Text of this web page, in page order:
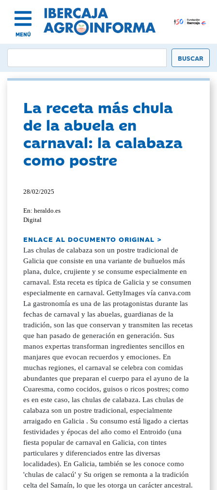
MENÚ
La receta más chula
de la abuela en
carnaval: la calabaza
como postre
28/02/2025
En: heraldo.es
Digital
ENLACE AL DOCUMENTO ORIGINAL >
Las chulas de calabaza son un postre tradicional de
Galicia que consiste en una variante de buñuelos más
plana, dulce, crujiente y se consume especialmente en
carnaval. Esta receta es típica de Galicia y se consumen
especialmente en carnaval. GettyImages vía canva.com
La gastronomía es una de las protagonistas durante las
fechas de carnaval y las abuelas, guardianas de la
tradición, son las que conservan y transmiten las recetas
que han pasado de generación en generación. Sus
manos expertas transforman ingredientes sencillos en
manjares que evocan recuerdos y emociones. En
muchas regiones, el carnaval se celebra con comidas
abundantes que preparan el cuerpo para el ayuno de la
Cuaresma, como cocidos, guisos o ricos postres; como
es en este caso, las chulas de calabaza. Las chulas de
calabaza son un postre tradicional, especialmente
arraigado en Galicia . Su consumo está ligado a ciertas
festividades y épocas del año como el Entroido (una
fiesta popular de carnaval en Galicia, con tintes
particulares y diferenciados entre las diversas
localidades). En Galicia, también se les conoce como
'chulas de calacú' y Su origen se remonta a la tradición
celta del Samaín, lo que les otorga un carácter ancestral.